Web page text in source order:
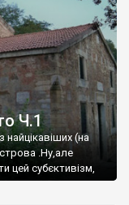
Ч.1
(на
.Ну,але
цей субєктивізм,